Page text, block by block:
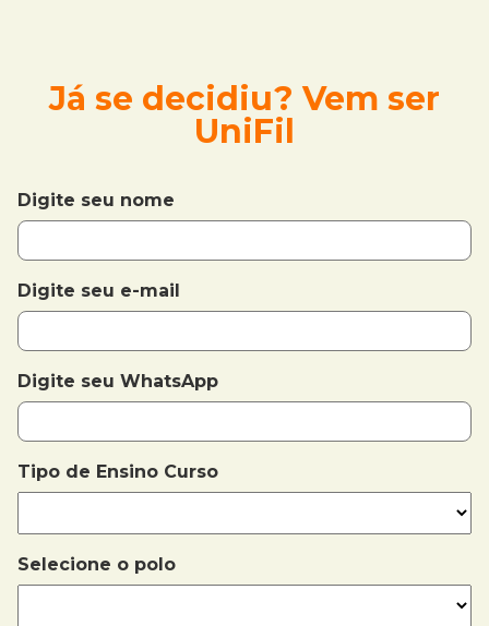
Já se decidiu? Vem ser
UniFil
Digite seu nome
Digite seu e-mail
Digite seu WhatsApp
Tipo de Ensino Curso
Selecione o polo